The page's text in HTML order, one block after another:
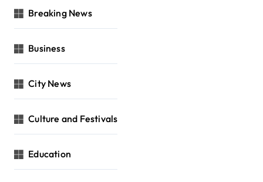
Breaking News
Business
City News
Culture and Festivals
Education